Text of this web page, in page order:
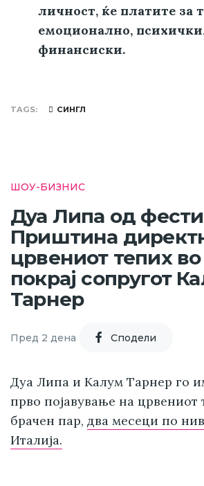
личност, ќе платите за
емоционално,
финансиски.
TAGS СИНГЛ
ШОУ-БИЗНИС
Дуа Липа од
Приштина
црвениот тепих
покрај сопругот
Тарнер
Пред 2 дена Cподели
Дуа Липа и Калум Тарнер го
прво појавување на црвениот
брачен пар, два месеци по
Италија.